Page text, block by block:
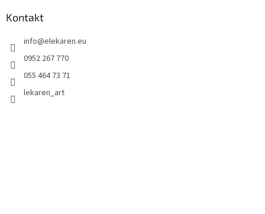
Kontakt
info@elekaren.eu
0952 267 770
055 464 73 71
lekaren_art